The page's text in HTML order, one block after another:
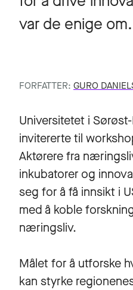
var de enige om.
FORFATTER: GURO
Universitetet i
invitererte til
Aktørere fra
inkubatorer og
seg for å få innsikt i
med å koble
næringsliv.
Målet for å utforske
kan styrke